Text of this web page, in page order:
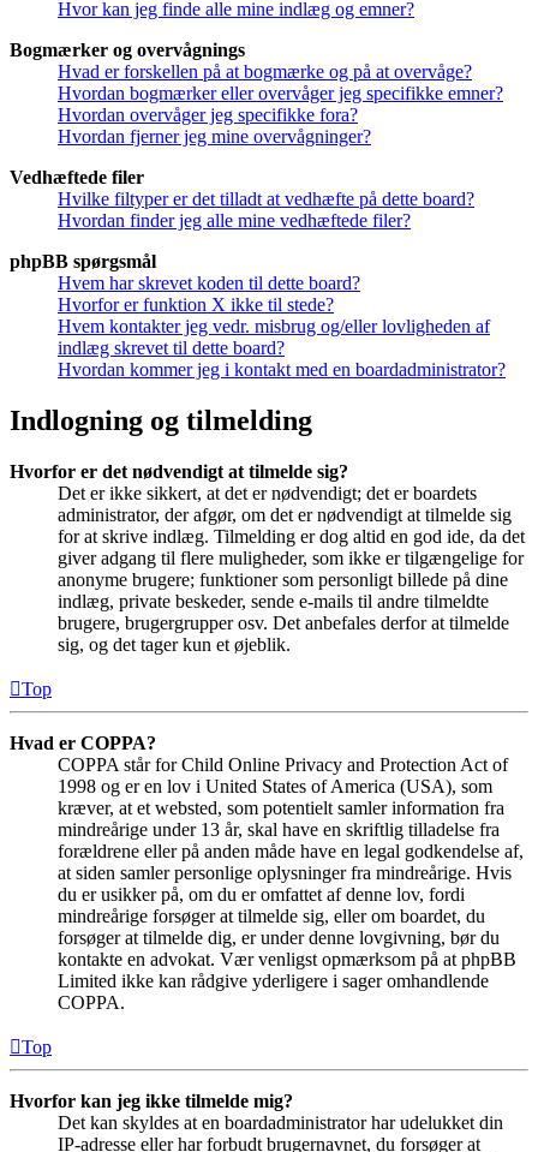
Hvor kan jeg finde alle mine indlæg og emner?
Bogmærker og overvågnings
Hvad er forskellen på at bogmærke og på at overvåge?
Hvordan bogmærker eller overvåger jeg specifikke emner?
Hvordan overvåger jeg specifikke fora?
Hvordan fjerner jeg mine overvågninger?
Vedhæftede filer
Hvilke filtyper er det tilladt at vedhæfte på dette board?
Hvordan finder jeg alle mine vedhæftede filer?
phpBB spørgsmål
Hvem har skrevet koden til dette board?
Hvorfor er funktion X ikke til stede?
Hvem kontakter jeg vedr. misbrug og/eller lovligheden af
indlæg skrevet til dette board?
Hvordan kommer jeg i kontakt med en boardadministrator?
Indlogning og tilmelding
Hvorfor er det nødvendigt at tilmelde sig?
Det er ikke sikkert, at det er nødvendigt; det er boardets
administrator, der afgør, om det er nødvendigt at tilmelde sig
for at skrive indlæg. Tilmelding er dog altid en god ide, da det
giver adgang til flere muligheder, som ikke er tilgængelige for
anonyme brugere; funktioner som personligt billede på dine
indlæg, private beskeder, sende e-mails til andre tilmeldte
brugere, brugergrupper osv. Det anbefales derfor at tilmelde
sig, og det tager kun et øjeblik.
Top
Hvad er COPPA?
COPPA står for Child Online Privacy and Protection Act of
1998 og er en lov i United States of America (USA), som
kræver, at et websted, som potentielt samler information fra
mindreårige under 13 år, skal have en skriftlig tilladelse fra
forældrene eller på anden måde have en legal godkendelse af,
at siden samler personlige oplysninger fra mindreårige. Hvis
du er usikker på, om du er omfattet af denne lov, fordi
mindreårige forsøger at tilmelde sig, eller om boardet, du
forsøger at tilmelde dig, er under denne lovgivning, bør du
kontakte en advokat. Vær venligst opmærksom på at phpBB
Limited ikke kan rådgive yderligere i sager omhandlende
COPPA.
Top
Hvorfor kan jeg ikke tilmelde mig?
Det kan skyldes at en boardadministrator har udelukket din
IP-adresse eller har forbudt brugernavnet, du forsøger at